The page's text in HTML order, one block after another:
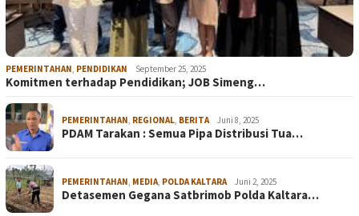
PEMERINTAHAN PENDIDIKAN September 25, 2025
Komitmen terhadap Pendidikan; JOB Simeng…
PEMERINTAHAN REGIONAL BERITA Juni 8, 2025
PDAM Tarakan : Semua Pipa Distribusi Tua…
PEMERINTAHAN MEDIA POLDA KALTARA Juni 2, 2025
Detasemen Gegana Satbrimob Polda Kaltara…